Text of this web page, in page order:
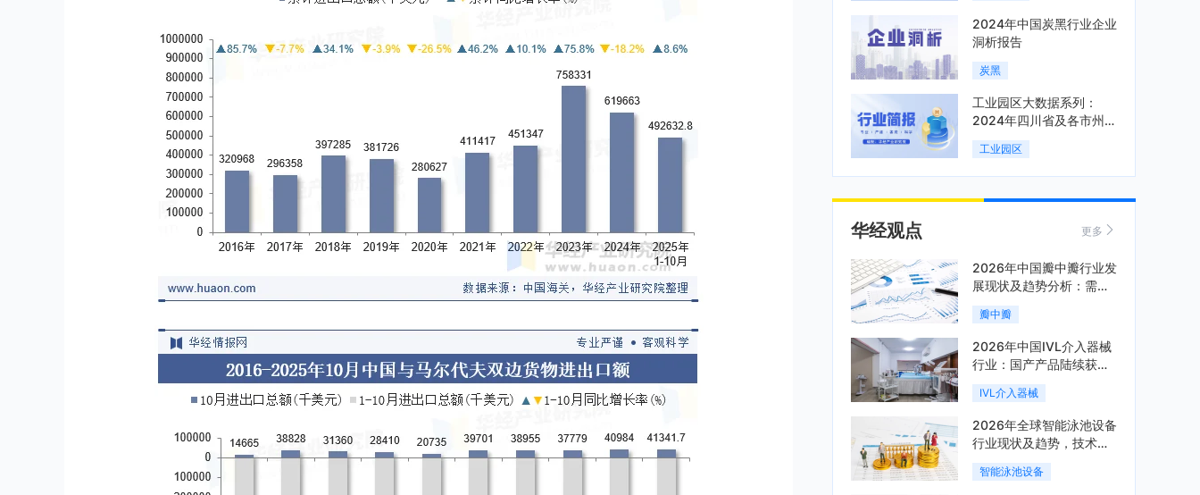
2024年中国炭黑行业企业
洞析报告
炭黑
工业园区大数据系列：
2024年四川省及各市州工
业园区全景洞析报告
工业园区
华经观点 更多
2026年中国瓣中瓣行业发
展现状及趋势分析：需求
可持续释放，市场发展前
景良好「图」
瓣中瓣
2026年中国IVL介入器械
行业：国产产品陆续获
批，市场将进入持续高增
长阶段「图」
IVL介入器械
2026年全球智能泳池设备
行业现状及趋势，技术端
朝着系统集成、绿色节能
方向迭代「图」
智能泳池设备